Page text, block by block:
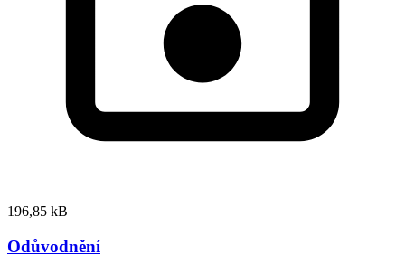
196,85 kB
Odůvodnění